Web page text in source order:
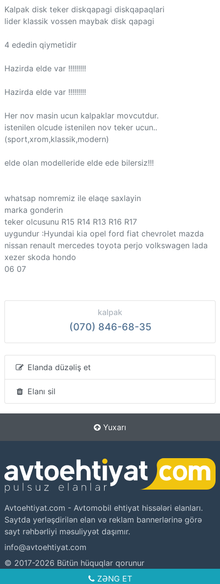
Kalpak disk teker diskqapagi diskqapaqlari
lider klassik vossen maybak disk qapagi
4 ededin qiymetidir
Hazirda elde var !!!!!!!!!
Hazirda elde var !!!!!!!!!
Her nov masin ucun kalpaklar movcutdur.
istenilen olcude istenilen nov teker ucun..
(sport,xrom,klassik,modern)
elde olan modelleride elde ede bilersiz!!!
whatsap nomremiz ile elaqe saxlayin
marka gonderin
teker olcusunu R15 R14 R13 R16 R17
uygundur :Hyundai kia opel ford fiat chevrolet mazda
nissan renault mercedes toyota perjo volkswagen lada
xezer skoda hondo
06 07
kalpak
(070) 846-68-35
Elanda düzəliş et
Elanı sil
Yuxarı
Avtoehtiyat.com - Avtomobil ehtiyat hissələri elanları.
Saytda yerləşdirilən elan və reklam bannerlərinə görə
sayt rəhbərliyi məsuliyyət daşımır.
info@avtoehtiyat.com
© 2017-2026 Bütün hüquqlar qorunur
ZƏNG ET